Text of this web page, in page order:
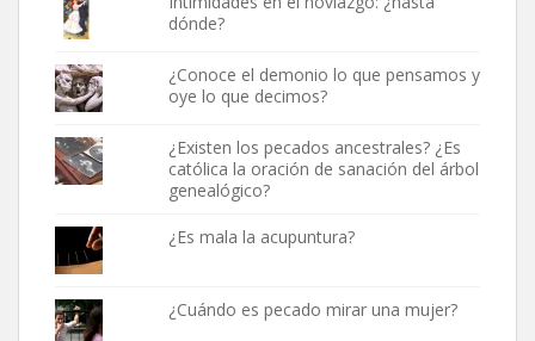
dónde?
¿Conoce el demonio lo que pensamos y
oye lo que decimos?
¿Existen los pecados ancestrales? ¿Es
católica la oración de sanación del árbol
genealógico?
¿Es mala la acupuntura?
¿Cuándo es pecado mirar una mujer?